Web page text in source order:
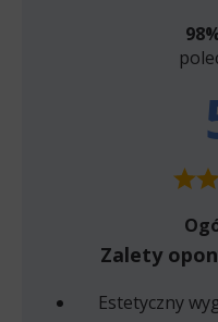
Zalety
Estetyczny